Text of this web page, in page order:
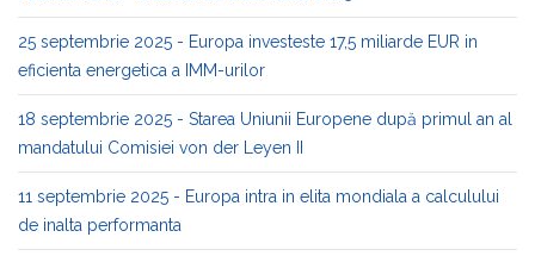
25 septembrie 2025 - Europa investeste 17,5 miliarde EUR in
eficienta energetica a IMM-urilor
18 septembrie 2025 - Starea Uniunii Europene după primul an al
mandatului Comisiei von der Leyen II
11 septembrie 2025 - Europa intra in elita mondiala a calculului
de inalta performanta